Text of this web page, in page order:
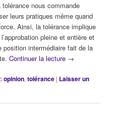
nous commande
leurs pratiques même quand
Ainsi, la tolérance implique
pleine et entière et
position intermédiaire fait de la
Continuer la lecture →
opinion,tolérance | Laisser un